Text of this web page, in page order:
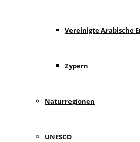
Vereinigte Arabische
Zypern
Naturregionen
UNESCO